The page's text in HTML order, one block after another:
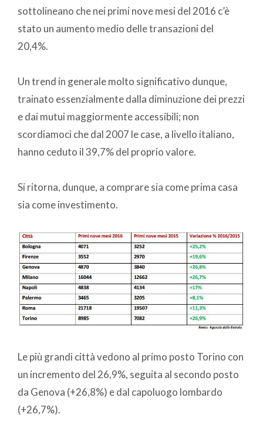
sottolineano che nei primi nove mesi del 2016 c’è
stato un aumento medio delle transazioni del
20,4%.
Un trend in generale molto significativo dunque,
trainato essenzialmente dalla diminuzione dei prezzi
e dai mutui maggiormente accessibili; non
scordiamoci che dal 2007 le case, a livello italiano,
hanno ceduto il 39,7% del proprio valore.
Si ritorna, dunque, a comprare sia come prima casa
sia come investimento.
Le più grandi città vedono al primo posto Torino con
un incremento del 26,9%, seguita al secondo posto
da Genova (+26,8%) e dal capoluogo lombardo
(+26,7%).